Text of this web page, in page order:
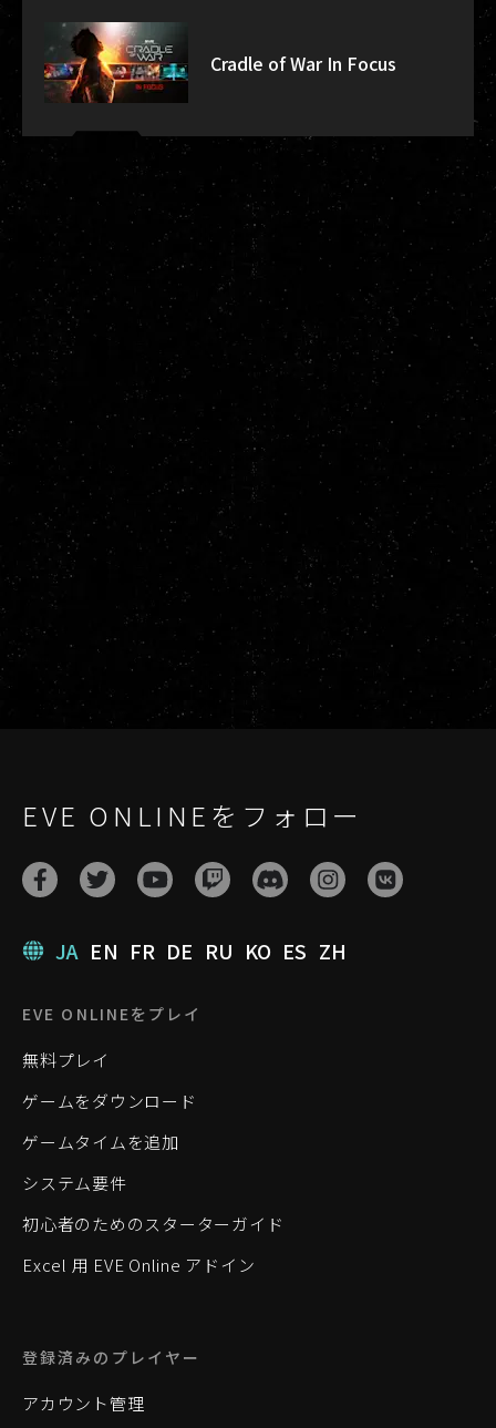
Cradle of War In Focus
EVE ONLINEをフォロー
JA EN FR DE RU KO ES ZH
EVE ONLINEをプレイ
無料プレイ
ゲームをダウンロード
ゲームタイムを追加
システム要件
初心者のためのスターターガイド
Excel 用 EVE Online アドイン
登録済みのプレイヤー
アカウント管理